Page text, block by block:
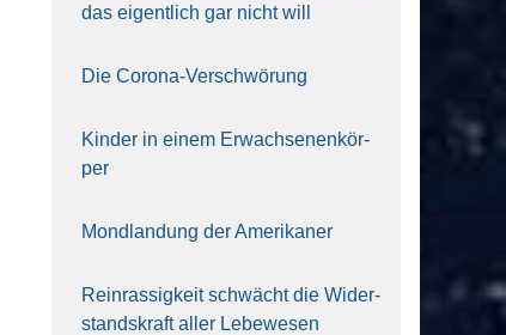
das eigent­lich gar nicht will
Die Coro­na-Ver­schwö­rung
Kin­der in einem Erwach­se­nen­kör­
per
Mond­lan­dung der Ame­ri­ka­ner
Rein­ras­sig­keit schwächt die Wider­
stands­kraft aller Lebe­we­sen